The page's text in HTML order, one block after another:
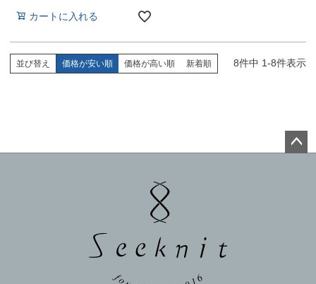
カートに入れる
並び替え 価格が安い順 価格が高い順 新着順 8件中 1-8件表示